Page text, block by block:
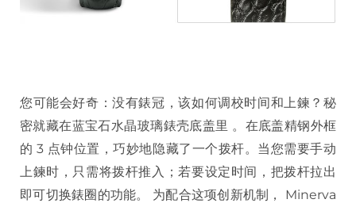
您可能会好奇：没有錶冠，该如何调校时间和上鍊？秘
密就藏在蓝宝石水晶玻璃錶壳底盖里 。在底盖精钢外框
的 3 点钟位置，巧妙地隐藏了一个拨杆。当您需要手动
上鍊时，只需将拨杆推入；若要设定时间，把拨杆拉出
即可切换錶圈的功能。 为配合这项创新机制， Minerva